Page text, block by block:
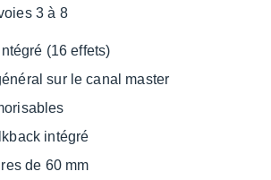
3 à 8
(16 effets)
sur le canal master
inté­gré
de 60 mm